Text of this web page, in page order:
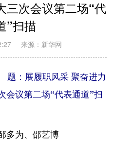
次会议第二场“代
”扫描
来源：新华网
题：展履职风采 聚奋进力
议第二场“代表通道”扫
为、邵艺博